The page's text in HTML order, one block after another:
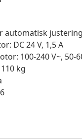
automatisk
DC 24 V, 1,5 A
100-240 V~, 50-
kg